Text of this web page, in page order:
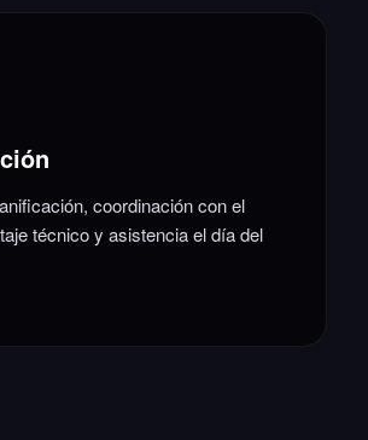
coordinación con el
técnico y asistencia el día del